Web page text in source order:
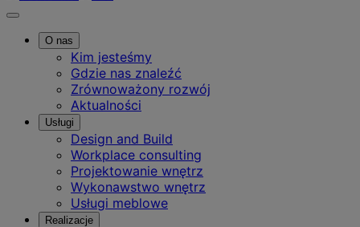
O nas
Kim jesteśmy
Gdzie nas znaleźć
Zrównoważony rozwój
Aktualności
Usługi
Design and Build
Workplace consulting
Projektowanie wnętrz
Wykonawstwo wnętrz
Usługi meblowe
Realizacje